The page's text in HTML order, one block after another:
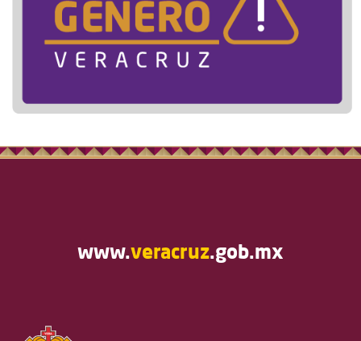
www.veracruz.gob.mx